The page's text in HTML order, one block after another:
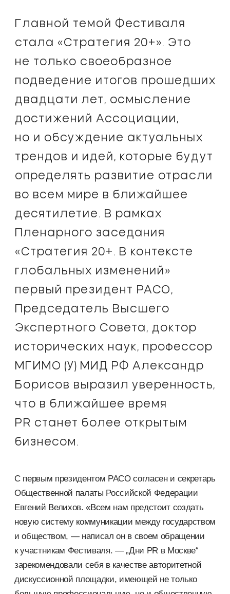
Главной темой Фестиваля
стала «Стратегия 20+». Это
не только своеобразное
подведение итогов прошедших
двадцати лет, осмысление
достижений Ассоциации,
но и обсуждение актуальных
трендов и идей, которые будут
определять развитие отрасли
во всем мире в ближайшее
десятилетие. В рамках
Пленарного заседания
«Стратегия 20+. В контексте
глобальных изменений»
первый президент РАСО,
Председатель Высшего
Экспертного Совета, доктор
исторических наук, профессор
МГИМО (У) МИД РФ Александр
Борисов выразил уверенность,
что в ближайшее время
PR станет более открытым
бизнесом.
С первым президентом РАСО согласен и секретарь
Общественной палаты Российской Федерации
Евгений Велихов. «Всем нам предстоит создать
новую систему коммуникации между государством
и обществом, — написал он в своем обращении
к участникам Фестиваля. — „Дни PR в Москве“
зарекомендовали себя в качестве авторитетной
дискуссионной площадки, имеющей не только